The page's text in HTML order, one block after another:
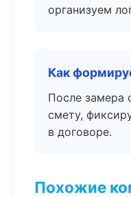
организуем
Как
После замера
смету,
в договоре.
Похожие